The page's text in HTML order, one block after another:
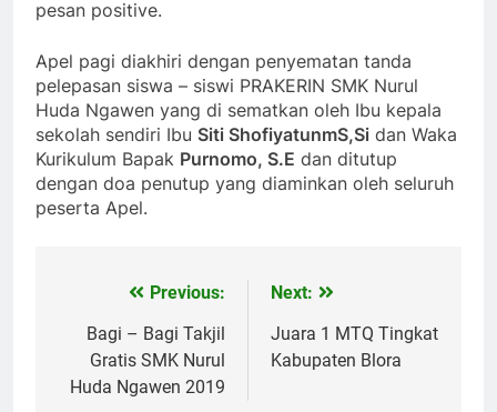
pesan positive.
Apel pagi diakhiri dengan penyematan tanda
pelepasan siswa – siswi PRAKERIN SMK Nurul
Huda Ngawen yang di sematkan oleh Ibu kepala
sekolah sendiri Ibu Siti ShofiyatunmS,Si dan Waka
Kurikulum Bapak Purnomo, S.E dan ditutup
dengan doa penutup yang diaminkan oleh seluruh
peserta Apel.
Navigasi
pos
Previous:
Bagi – Bagi Takjil
Gratis SMK Nurul
Huda Ngawen 2019
Next:
Juara 1 MTQ Tingkat
Kabupaten Blora